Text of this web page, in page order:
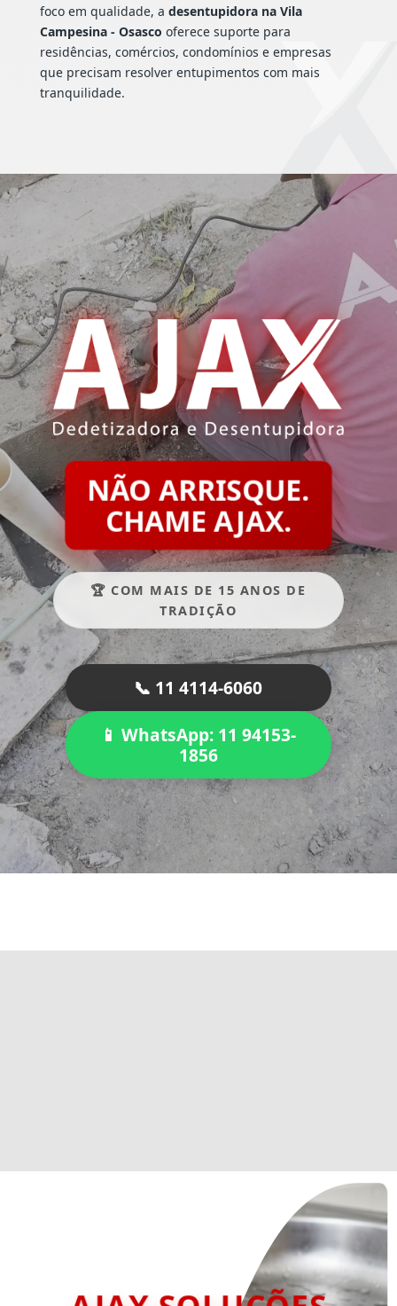
foco em qualidade, a desentupidora na Vila
Campesina - Osasco oferece suporte para
residências, comércios, condomínios e empresas
que precisam resolver entupimentos com mais
tranquilidade.
NÃO ARRISQUE.
CHAME AJAX.
🏆 COM MAIS DE 15 ANOS DE
TRADIÇÃO
📞 11 4114-6060
📱 WhatsApp: 11 94153-
1856